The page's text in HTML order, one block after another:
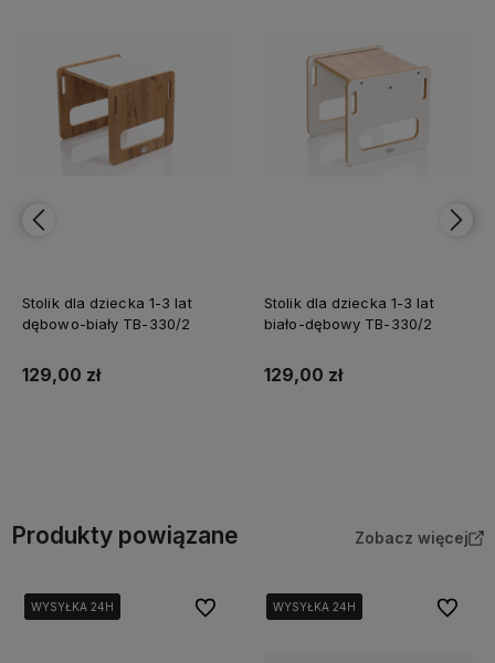
Stolik dla dziecka 1-3 lat
dębowo-biały TB-330/2
129,00 zł
Stolik dla dziecka 1-3 lat
biało-dębowy TB-330/2
129,00 zł
Produkty powiązane Zobacz więcej
WYSYŁKA 24H
WYSYŁKA 24H
WYSYŁKA 24H Do ulubionychWYSYŁKA 24H
WYSYŁKA 24H
WYSYŁKA 24H Do